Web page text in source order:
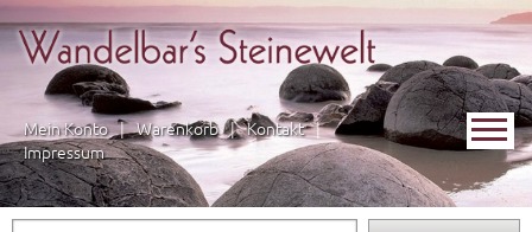
Mein Konto | Warenkorb | Kontakt |
Impressum